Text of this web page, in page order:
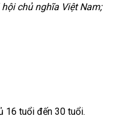
chủ nghĩa Việt Nam;
16 tuổi đến 30 tuổi.